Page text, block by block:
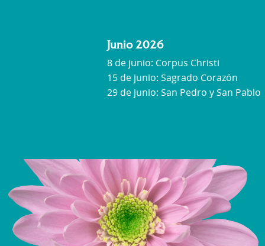
Junio 2026
8 de junio: Corpus Christi
15 de junio: Sagrado Corazón
29 de junio: San Pedro y San Pablo